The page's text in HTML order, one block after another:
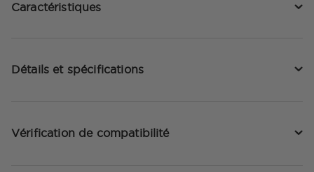
Caractéristiques
Détails et spécifications
Vérification de compatibilité